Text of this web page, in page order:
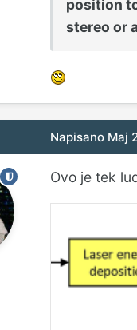
position
stereo or
Napisano Maj
Ovo je tek